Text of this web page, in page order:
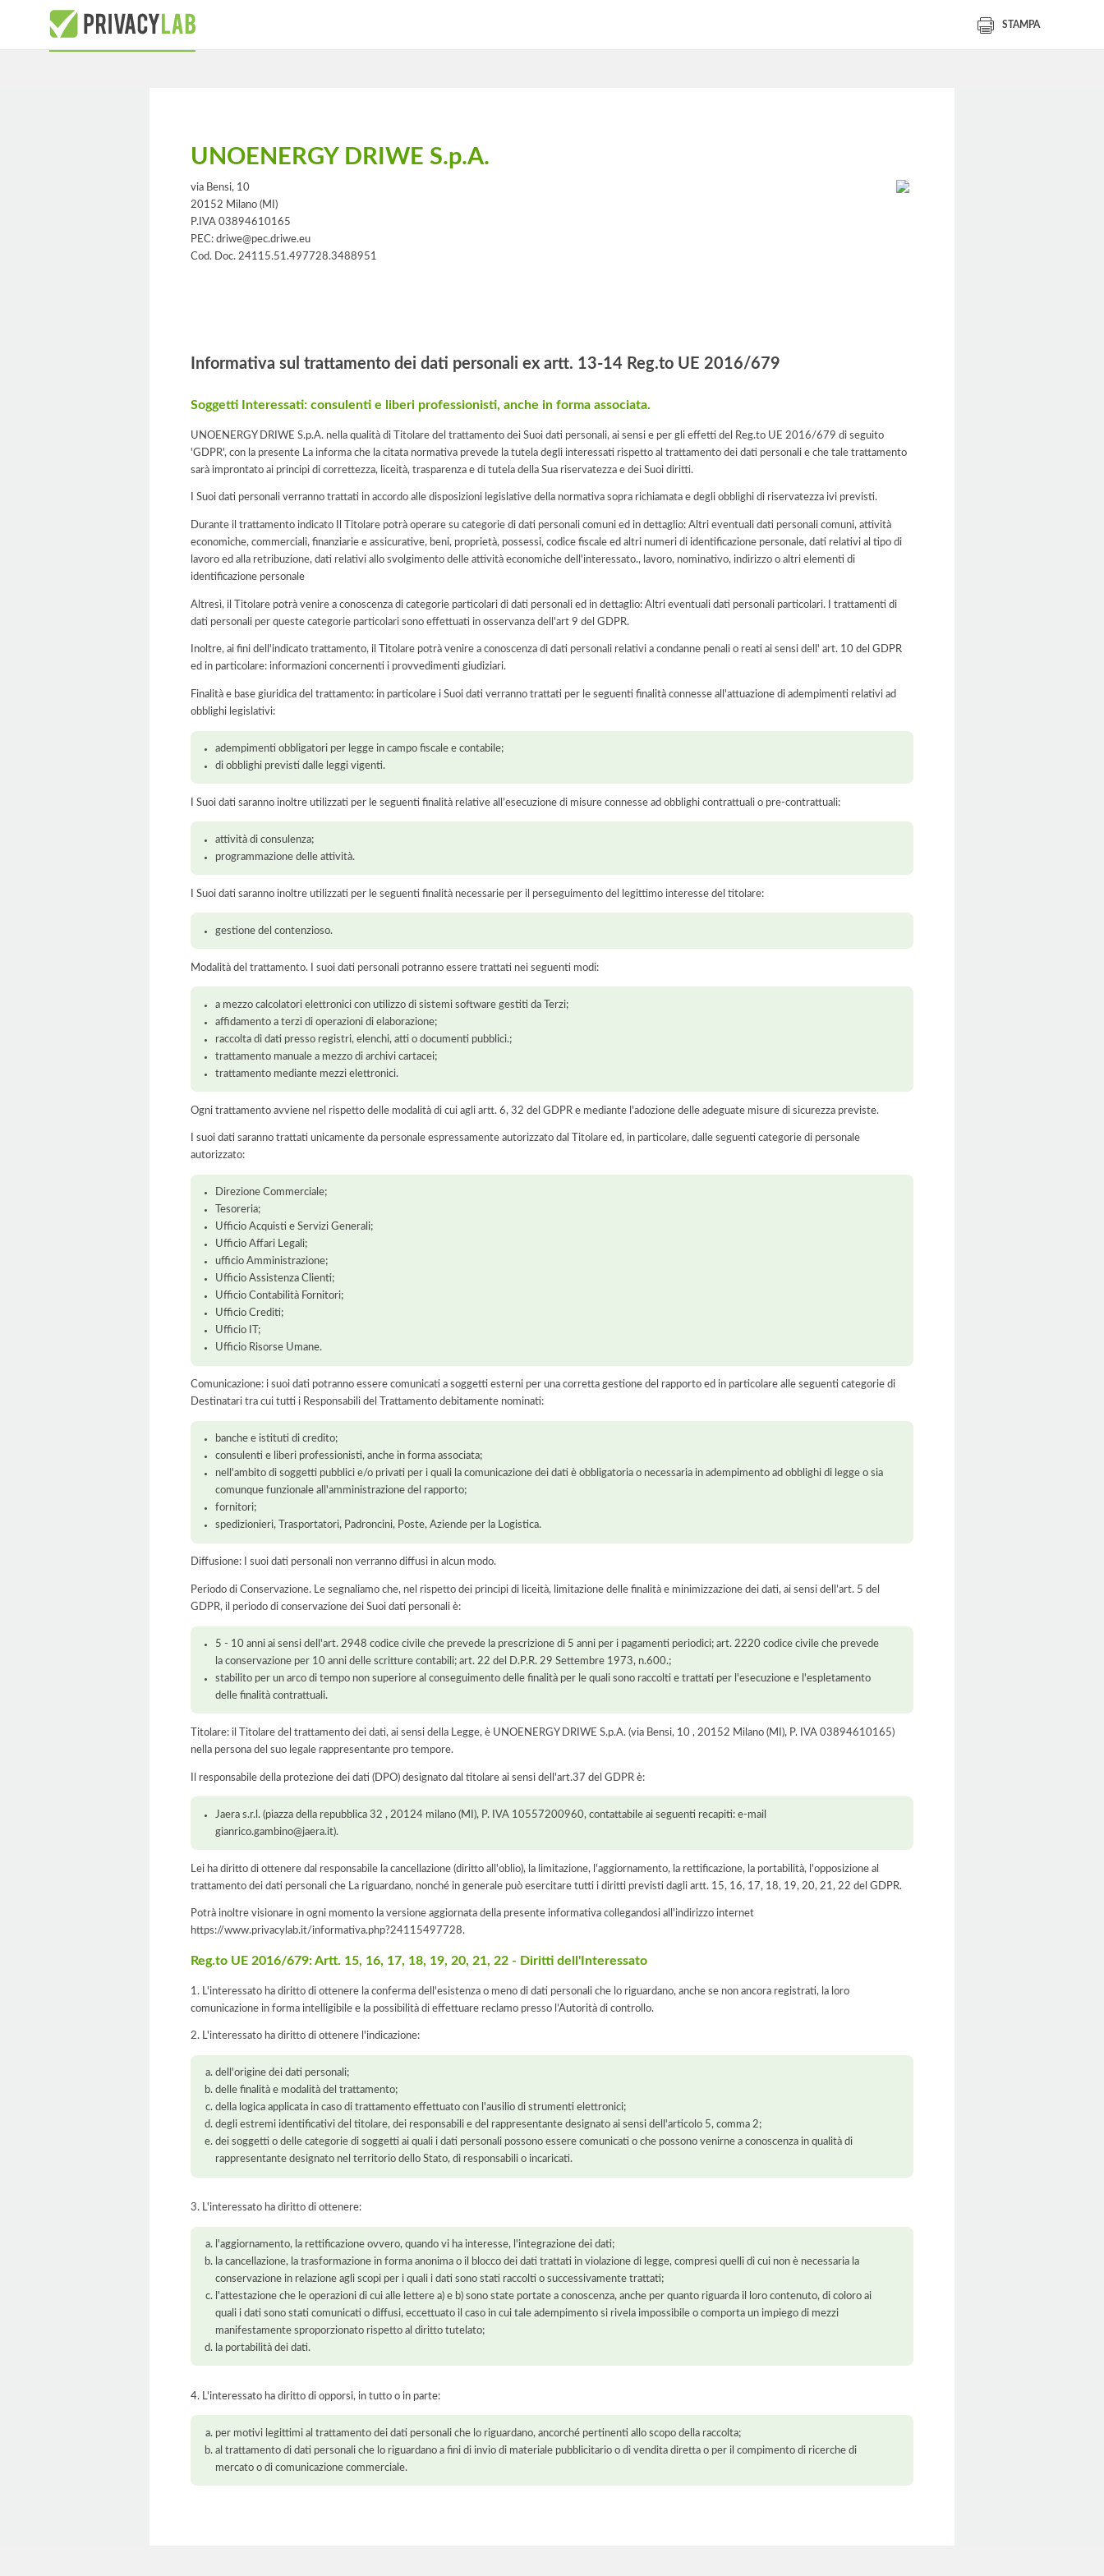
STAMPA
UNOENERGY DRIWE S.p.A.
via Bensi, 10
20152 Milano (MI)
P.IVA 03894610165
PEC: driwe@pec.driwe.eu
Cod. Doc. 24115.51.497728.3488951
Informativa sul trattamento dei dati personali ex artt. 13-14 Reg.to UE 2016/679
Soggetti Interessati: consulenti e liberi professionisti, anche in forma associata.
UNOENERGY DRIWE S.p.A. nella qualità di Titolare del trattamento dei Suoi dati personali, ai sensi e per gli effetti del Reg.to UE 2016/679 di seguito
'GDPR', con la presente La informa che la citata normativa prevede la tutela degli interessati rispetto al trattamento dei dati personali e che tale trattamento
sarà improntato ai principi di correttezza, liceità, trasparenza e di tutela della Sua riservatezza e dei Suoi diritti.
I Suoi dati personali verranno trattati in accordo alle disposizioni legislative della normativa sopra richiamata e degli obblighi di riservatezza ivi previsti.
Durante il trattamento indicato Il Titolare potrà operare su categorie di dati personali comuni ed in dettaglio: Altri eventuali dati personali comuni, attività
economiche, commerciali, finanziarie e assicurative, beni, proprietà, possessi, codice fiscale ed altri numeri di identificazione personale, dati relativi al tipo di
lavoro ed alla retribuzione, dati relativi allo svolgimento delle attività economiche dell'interessato., lavoro, nominativo, indirizzo o altri elementi di
identificazione personale
Altresì, il Titolare potrà venire a conoscenza di categorie particolari di dati personali ed in dettaglio: Altri eventuali dati personali particolari. I trattamenti di
dati personali per queste categorie particolari sono effettuati in osservanza dell'art 9 del GDPR.
Inoltre, ai fini dell'indicato trattamento, il Titolare potrà venire a conoscenza di dati personali relativi a condanne penali o reati ai sensi dell' art. 10 del GDPR
ed in particolare: informazioni concernenti i provvedimenti giudiziari.
Finalità e base giuridica del trattamento: in particolare i Suoi dati verranno trattati per le seguenti finalità connesse all'attuazione di adempimenti relativi ad
obblighi legislativi:
adempimenti obbligatori per legge in campo fiscale e contabile;
di obblighi previsti dalle leggi vigenti.
I Suoi dati saranno inoltre utilizzati per le seguenti finalità relative all’esecuzione di misure connesse ad obblighi contrattuali o pre-contrattuali:
attività di consulenza;
programmazione delle attività.
I Suoi dati saranno inoltre utilizzati per le seguenti finalità necessarie per il perseguimento del legittimo interesse del titolare:
gestione del contenzioso.
Modalità del trattamento. I suoi dati personali potranno essere trattati nei seguenti modi:
a mezzo calcolatori elettronici con utilizzo di sistemi software gestiti da Terzi;
affidamento a terzi di operazioni di elaborazione;
raccolta di dati presso registri, elenchi, atti o documenti pubblici.;
trattamento manuale a mezzo di archivi cartacei;
trattamento mediante mezzi elettronici.
Ogni trattamento avviene nel rispetto delle modalità di cui agli artt. 6, 32 del GDPR e mediante l'adozione delle adeguate misure di sicurezza previste.
I suoi dati saranno trattati unicamente da personale espressamente autorizzato dal Titolare ed, in particolare, dalle seguenti categorie di personale
autorizzato:
Direzione Commerciale;
Tesoreria;
Ufficio Acquisti e Servizi Generali;
Ufficio Affari Legali;
ufficio Amministrazione;
Ufficio Assistenza Clienti;
Ufficio Contabilità Fornitori;
Ufficio Crediti;
Ufficio IT;
Ufficio Risorse Umane.
Comunicazione: i suoi dati potranno essere comunicati a soggetti esterni per una corretta gestione del rapporto ed in particolare alle seguenti categorie di
Destinatari tra cui tutti i Responsabili del Trattamento debitamente nominati:
banche e istituti di credito;
consulenti e liberi professionisti, anche in forma associata;
nell'ambito di soggetti pubblici e/o privati per i quali la comunicazione dei dati è obbligatoria o necessaria in adempimento ad obblighi di legge o sia
comunque funzionale all'amministrazione del rapporto;
fornitori;
spedizionieri, Trasportatori, Padroncini, Poste, Aziende per la Logistica.
Diffusione: I suoi dati personali non verranno diffusi in alcun modo.
Periodo di Conservazione. Le segnaliamo che, nel rispetto dei principi di liceità, limitazione delle finalità e minimizzazione dei dati, ai sensi dell’art. 5 del
GDPR, il periodo di conservazione dei Suoi dati personali è:
5 - 10 anni ai sensi dell'art. 2948 codice civile che prevede la prescrizione di 5 anni per i pagamenti periodici; art. 2220 codice civile che prevede
la conservazione per 10 anni delle scritture contabili; art. 22 del D.P.R. 29 Settembre 1973, n.600.;
stabilito per un arco di tempo non superiore al conseguimento delle finalità per le quali sono raccolti e trattati per l'esecuzione e l'espletamento
delle finalità contrattuali.
Titolare: il Titolare del trattamento dei dati, ai sensi della Legge, è UNOENERGY DRIWE S.p.A. (via Bensi, 10 , 20152 Milano (MI), P. IVA 03894610165)
nella persona del suo legale rappresentante pro tempore.
Il responsabile della protezione dei dati (DPO) designato dal titolare ai sensi dell'art.37 del GDPR è:
Jaera s.r.l. (piazza della repubblica 32 , 20124 milano (MI), P. IVA 10557200960, contattabile ai seguenti recapiti: e-mail
gianrico.gambino@jaera.it).
Lei ha diritto di ottenere dal responsabile la cancellazione (diritto all'oblio), la limitazione, l'aggiornamento, la rettificazione, la portabilità, l'opposizione al
trattamento dei dati personali che La riguardano, nonché in generale può esercitare tutti i diritti previsti dagli artt. 15, 16, 17, 18, 19, 20, 21, 22 del GDPR.
Potrà inoltre visionare in ogni momento la versione aggiornata della presente informativa collegandosi all'indirizzo internet
https://www.privacylab.it/informativa.php?24115497728.
Reg.to UE 2016/679: Artt. 15, 16, 17, 18, 19, 20, 21, 22 - Diritti dell'Interessato
1. L'interessato ha diritto di ottenere la conferma dell'esistenza o meno di dati personali che lo riguardano, anche se non ancora registrati, la loro
comunicazione in forma intelligibile e la possibilità di effettuare reclamo presso l’Autorità di controllo.
2. L'interessato ha diritto di ottenere l'indicazione:
dell'origine dei dati personali;
delle finalità e modalità del trattamento;
della logica applicata in caso di trattamento effettuato con l'ausilio di strumenti elettronici;
degli estremi identificativi del titolare, dei responsabili e del rappresentante designato ai sensi dell'articolo 5, comma 2;
dei soggetti o delle categorie di soggetti ai quali i dati personali possono essere comunicati o che possono venirne a conoscenza in qualità di
rappresentante designato nel territorio dello Stato, di responsabili o incaricati.
3. L'interessato ha diritto di ottenere:
l'aggiornamento, la rettificazione ovvero, quando vi ha interesse, l'integrazione dei dati;
la cancellazione, la trasformazione in forma anonima o il blocco dei dati trattati in violazione di legge, compresi quelli di cui non è necessaria la
conservazione in relazione agli scopi per i quali i dati sono stati raccolti o successivamente trattati;
l'attestazione che le operazioni di cui alle lettere a) e b) sono state portate a conoscenza, anche per quanto riguarda il loro contenuto, di coloro ai
quali i dati sono stati comunicati o diffusi, eccettuato il caso in cui tale adempimento si rivela impossibile o comporta un impiego di mezzi
manifestamente sproporzionato rispetto al diritto tutelato;
la portabilità dei dati.
4. L'interessato ha diritto di opporsi, in tutto o in parte:
per motivi legittimi al trattamento dei dati personali che lo riguardano, ancorché pertinenti allo scopo della raccolta;
al trattamento di dati personali che lo riguardano a fini di invio di materiale pubblicitario o di vendita diretta o per il compimento di ricerche di
mercato o di comunicazione commerciale.